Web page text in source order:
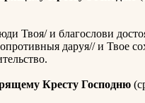
Твоя/ и благослови
даруя// и Твое
Кресту Господню